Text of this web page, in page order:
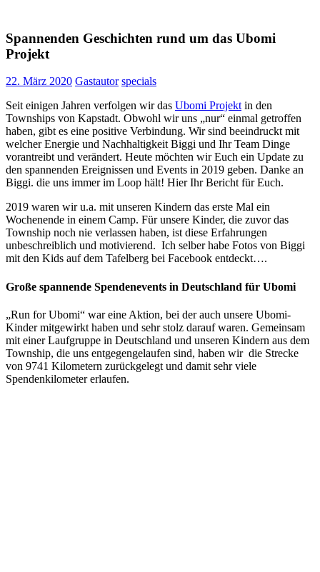
Spannenden Geschichten rund um das Ubomi
Projekt
22. März 2020 Gastautor specials
Seit einigen Jahren verfolgen wir das Ubomi Projektin den
Townships von Kapstadt. Obwohl wir uns „nur“ einmal getroffen
haben, gibt es eine positive Verbindung. Wir sind beeindruckt mit
welcher Energie und Nachhaltigkeit Biggi und Ihr Team Dinge
vorantreibt und verändert. Heute möchten wir Euch ein Update zu
den spannenden Ereignissen und Events in 2019 geben. Danke an
Biggi. die uns immer im Loop hält! Hier Ihr Bericht für Euch.
2019 waren wir u.a. mit unseren Kindern das erste Mal ein
Wochenende in einem Camp. Für unsere Kinder, die zuvor das
Township noch nie verlassen haben, ist diese Erfahrungen
unbeschreiblich und motivierend. Ich selber habe Fotos von Biggi
mit den Kids auf dem Tafelberg bei Facebook entdeckt….
Große spannende Spendenevents in Deutschland für Ubomi
„Run for Ubomi“ war eine Aktion, bei der auch unsere Ubomi-
Kinder mitgewirkt haben und sehr stolz darauf waren. Gemeinsam
mit einer Laufgruppe in Deutschland und unseren Kindern aus dem
Township, die uns entgegengelaufen sind, haben wir die Strecke
von 9741 Kilometern zurückgelegt und damit sehr viele
Spendenkilometer erlaufen.